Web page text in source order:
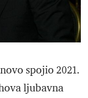
spojio 2021.
ljubavna